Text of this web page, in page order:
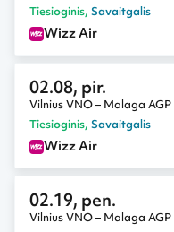
Tiesioginis, Savaitgalis
Wizz Air
02.08, pir.
Vilnius VNO – Malaga AGP
Tiesioginis, Savaitgalis
Wizz Air
02.19, pen.
Vilnius VNO – Malaga AGP